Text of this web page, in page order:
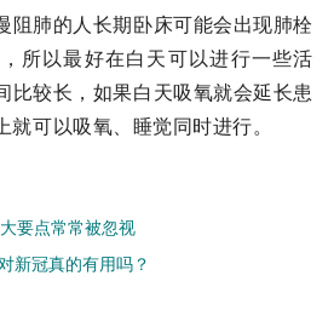
阻肺的人长期卧床可能会出现肺栓
所以最好在白天可以进行一些活
比较长，如果白天吸氧就会延长患
就可以吸氧、睡觉同时进行。
要点常常被忽视
新冠真的有用吗？